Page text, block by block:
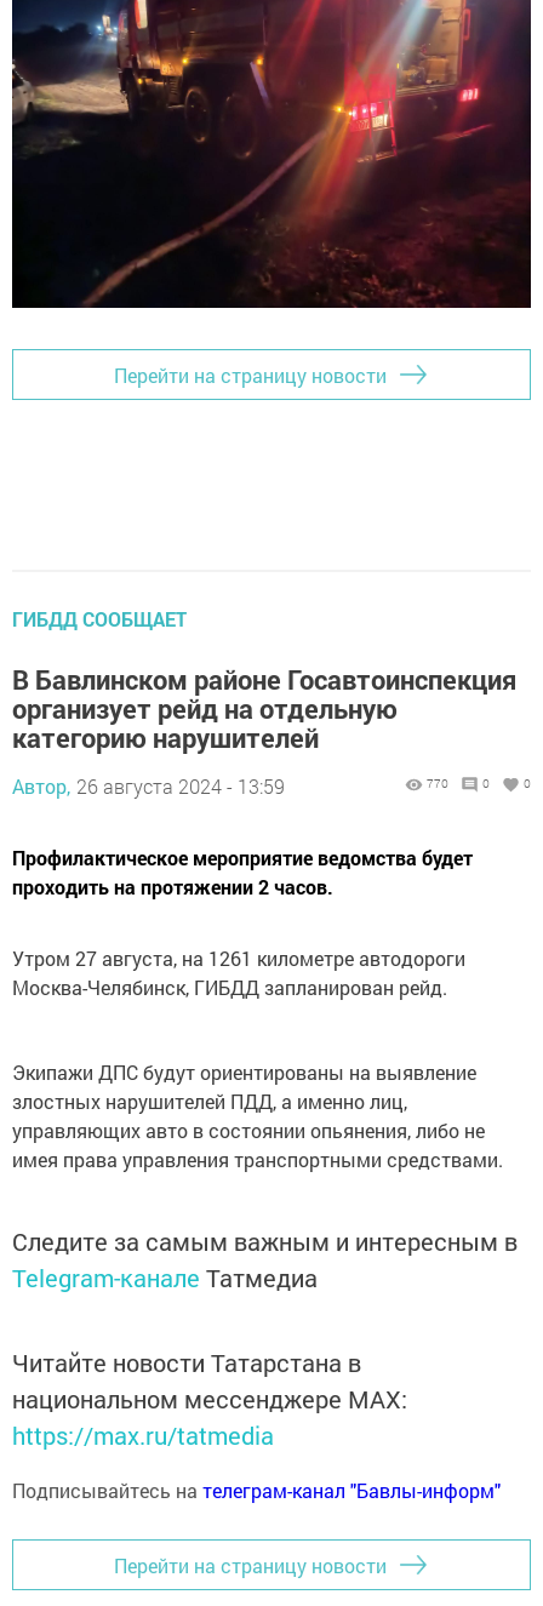
Перейти на страницу новости
ГИБДД СООБЩАЕТ
В Бавлинском районе Госавтоинспекция
организует рейд на отдельную
категорию нарушителей
Автор, 26 августа 2024 - 13:59 770 0 0
Профилактическое мероприятие ведомства будет
проходить на протяжении 2 часов.
Утром 27 августа, на 1261 километре автодороги
Москва-Челябинск, ГИБДД запланирован рейд.
Экипажи ДПС будут ориентированы на выявление
злостных нарушителей ПДД, а именно лиц,
управляющих авто в состоянии опьянения, либо не
имея права управления транспортными средствами.
Следите за самым важным и интересным в
Telegram-канале Татмедиа
Читайте новости Татарстана в
национальном мессенджере MАХ:
https://max.ru/tatmedia
Подписывайтесь на телеграм-канал "Бавлы-информ"
Перейти на страницу новости